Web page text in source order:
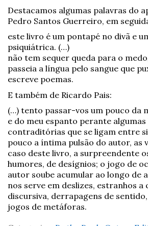
Destacamos algumas palavras do
Pedro Santos Guerreiro, em
este livro é um pontapé no divã e
psiquiátrica. (…)
não tem sequer queda para o
passeia a língua pelo sangue que
escreve poemas.
E também de Ricardo Pais:
(…) tento passar-vos um pouco da
e do meu espanto perante algumas
contraditórias que se ligam entre
pouco a íntima pulsão do autor, as
caso deste livro, a surpreendente
humores, de desígnios; o jogo de
autor soube acumular ao longo de
nos serve em deslizes, estranhos
discursiva, derrapagens de
jogos de metáforas.